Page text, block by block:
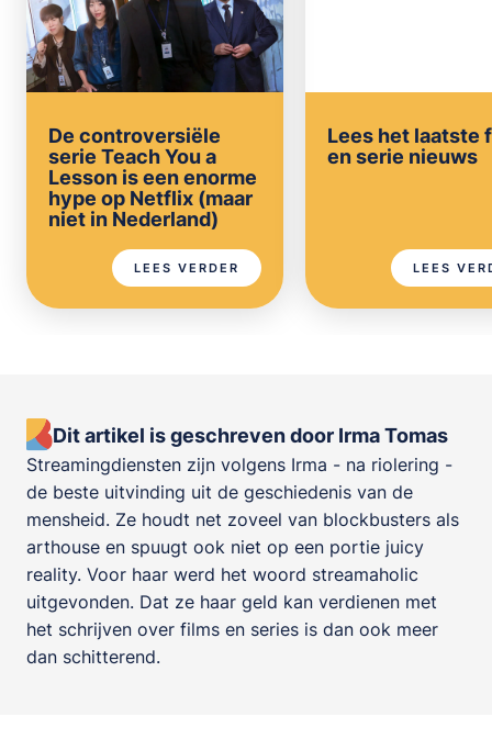
De controversiële
serie Teach You a
Lesson is een enorme
hype op Netflix (maar
niet in Nederland)
LEES VERDER
Lees het laatste
en serie nieuws
LEES
Dit artikel is geschreven door Irma Tomas
Streamingdiensten zijn volgens Irma - na riolering -
de beste uitvinding uit de geschiedenis van de
mensheid. Ze houdt net zoveel van blockbusters als
arthouse en spuugt ook niet op een portie juicy
reality. Voor haar werd het woord streamaholic
uitgevonden. Dat ze haar geld kan verdienen met
het schrijven over films en series is dan ook meer
dan schitterend.